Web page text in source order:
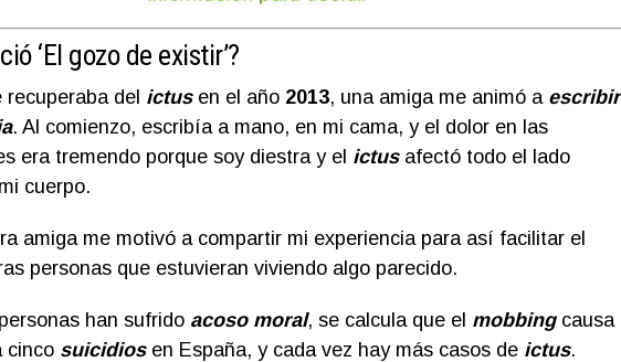
‘El gozo de existir’?
recuperaba del ictusen el año 2013, una amiga me animó a escribir
. Al comienzo, escribía a mano, en mi cama, y el dolor en las
era tremendo porque soy diestra y el ictusafectó todo el lado
cuerpo.
amiga me motivó a compartir mi experiencia para así facilitar el
personas que estuvieran viviendo algo parecido.
han sufrido acoso moral, se calcula que el mobbingcausa
cinco suicidiosen España, y cada vez hay más casos de ictus.